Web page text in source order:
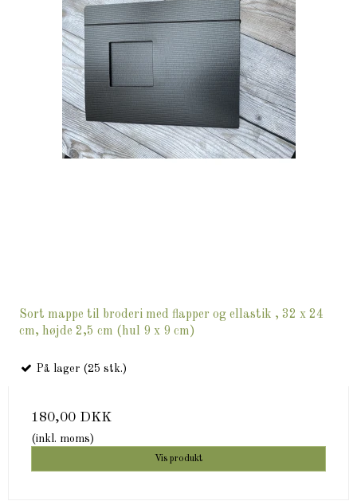
Sort mappe til broderi med flapper og ellastik , 32 x 24
cm, højde 2,5 cm (hul 9 x 9 cm)
På lager (25 stk.)
180,00 DKK
(inkl. moms)
Vis produkt